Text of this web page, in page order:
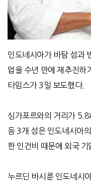
인도네시아가 바탐 섬과
업을 수년 만에 재추진하
타임스가 3일 보도했다.
싱가포르와의 거리가
등 3개 섬은 인도네시아
한 인건비 때문에 외국 기
누르딘 바시룬 인도네시